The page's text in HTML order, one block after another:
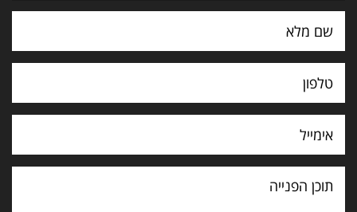
תוכן
הפנייה